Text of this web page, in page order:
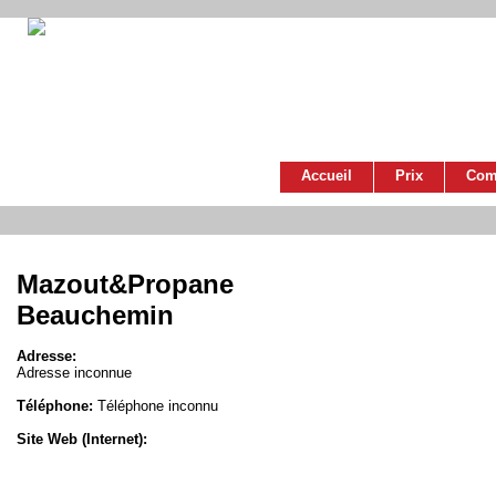
Accueil Prix
Mazout&Propane
Beauchemin
Adresse:
Adresse inconnue
Téléphone: Téléphone inconnu
Site Web (Internet):